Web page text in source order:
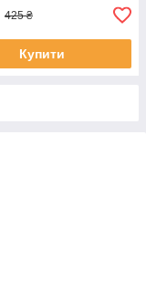
425 ₴
Купити